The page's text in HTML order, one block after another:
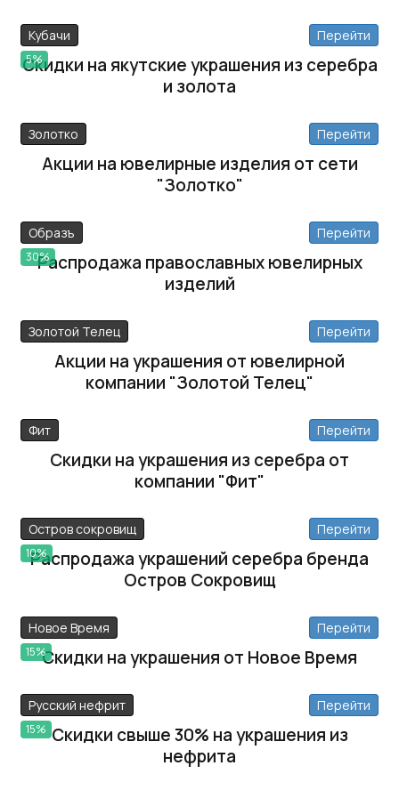
Кубачи
5%
Перейти
Скидки на якутские украшения из серебра
и золота
Золотко Перейти
Акции на ювелирные изделия от сети
"Золотко"
Образъ
30%
Перейти
Распродажа православных ювелирных
изделий
Золотой Телец Перейти
Акции на украшения от ювелирной
компании "Золотой Телец"
Фит Перейти
Скидки на украшения из серебра от
компании "Фит"
Остров сокровищ
10%
Перейти
Распродажа украшений серебра бренда
Остров Сокровищ
Новое Время
15%
Перейти
Скидки на украшения от Новое Время
Русский нефрит
15%
Перейти
Скидки свыше 30% на украшения из
нефрита